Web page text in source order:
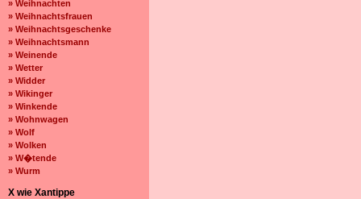
» Weihnachten
» Weihnachtsfrauen
» Weihnachtsgeschenke
» Weihnachtsmann
» Weinende
» Wetter
» Widder
» Wikinger
» Winkende
» Wohnwagen
» Wolf
» Wolken
» W�tende
» Wurm
X wie Xantippe